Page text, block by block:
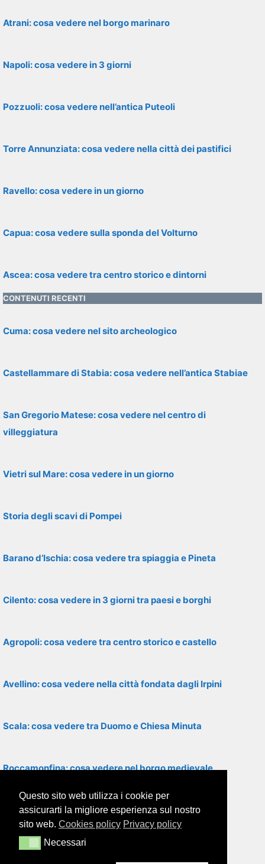
Atrani: cosa vedere nel borgo marinaro
Napoli: cosa vedere in 3 giorni
Pozzuoli: cosa vedere nell’antica Puteoli
Torre Annunziata: cosa vedere nella città dei pastifici
Ravello: cosa vedere in un giorno
Capua: cosa vedere sulla sponda del Volturno
Ascea: cosa vedere tra centro storico e dintorni
CONTENUTI RECENTI
Cuma: cosa vedere nel sito archeologico
Castellammare di Stabia: cosa vedere nell’antica Stabiae
San Gregorio Matese: cosa vedere nel centro di
villeggiatura
Vietri sul Mare: cosa vedere in un giorno
Storia degli scavi di Pompei
Barano d’Ischia: cosa vedere tra spiaggia e Pineta
Cilento: cosa vedere in 3 giorni tra paesi e borghi
Agropoli: cosa vedere tra centro storico e castello
Avellino: cosa vedere nella città fondata dagli Irpini
Scala: cosa vedere tra Duomo e Chiesa Minuta
Roccamonfina: cosa vedere nel borgo medievale
Santa Maria di Castellabate: cosa vedere
Cimitile: cosa vedere tra basiliche paleocristiane
Questo sito web utilizza i cookie per
assicurarti la migliore esperienza sul nostro
sito web. Cookies policy Privacy policy
NecessariNecessari